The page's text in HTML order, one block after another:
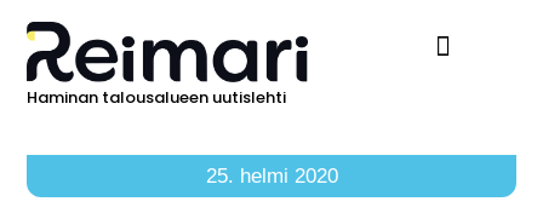
Haminan talousalueen uutislehti
25. helmi 2020